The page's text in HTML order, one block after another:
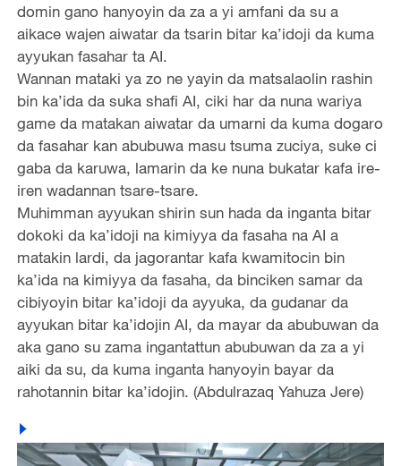
domin gano hanyoyin da za a yi amfani da su a
aikace wajen aiwatar da tsarin bitar ka’idoji da kuma
ayyukan fasahar ta AI.
Wannan mataki ya zo ne yayin da matsalaolin rashin
bin ka’ida da suka shafi AI, ciki har da nuna wariya
game da matakan aiwatar da umarni da kuma dogaro
da fasahar kan abubuwa masu tsuma zuciya, suke ci
gaba da karuwa, lamarin da ke nuna bukatar kafa ire-
iren wadannan tsare-tsare.
Muhimman ayyukan shirin sun hada da inganta bitar
dokoki da ka’idoji na kimiyya da fasaha na AI a
matakin lardi, da jagorantar kafa kwamitocin bin
ka’ida na kimiyya da fasaha, da binciken samar da
cibiyoyin bitar ka’idoji da ayyuka, da gudanar da
ayyukan bitar ka’idojin AI, da mayar da abubuwan da
aka gano su zama ingantattun abubuwan da za a yi
aiki da su, da kuma inganta hanyoyin bayar da
rahotannin bitar ka’idojin. (Abdulrazaq Yahuza Jere)